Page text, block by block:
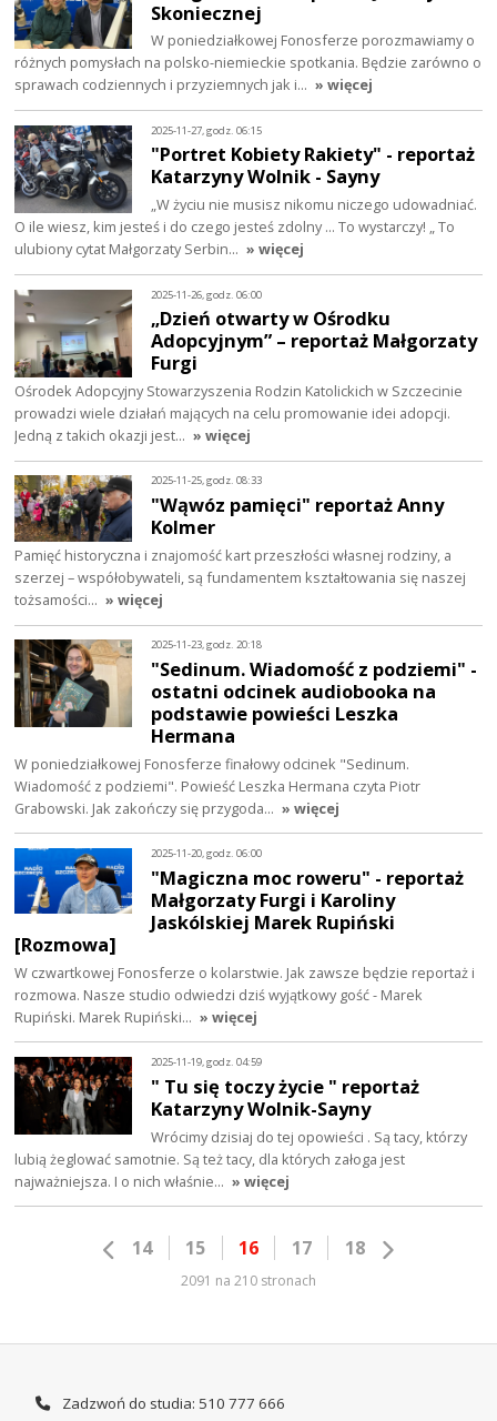
Skoniecznej
W poniedziałkowej Fonosferze porozmawiamy o
różnych pomysłach na polsko-niemieckie spotkania. Będzie zarówno o
sprawach codziennych i przyziemnych jak i… » więcej
2025-11-27, godz. 06:15
"Portret Kobiety Rakiety" - reportaż
Katarzyny Wolnik - Sayny
„W życiu nie musisz nikomu niczego udowadniać.
O ile wiesz, kim jesteś i do czego jesteś zdolny ... To wystarczy! „ To
ulubiony cytat Małgorzaty Serbin… » więcej
2025-11-26, godz. 06:00
„Dzień otwarty w Ośrodku
Adopcyjnym” – reportaż Małgorzaty
Furgi
Ośrodek Adopcyjny Stowarzyszenia Rodzin Katolickich w Szczecinie
prowadzi wiele działań mających na celu promowanie idei adopcji.
Jedną z takich okazji jest… » więcej
2025-11-25, godz. 08:33
"Wąwóz pamięci" reportaż Anny
Kolmer
Pamięć historyczna i znajomość kart przeszłości własnej rodziny, a
szerzej – współobywateli, są fundamentem kształtowania się naszej
tożsamości… » więcej
2025-11-23, godz. 20:18
"Sedinum. Wiadomość z podziemi" -
ostatni odcinek audiobooka na
podstawie powieści Leszka
Hermana
W poniedziałkowej Fonosferze finałowy odcinek "Sedinum.
Wiadomość z podziemi". Powieść Leszka Hermana czyta Piotr
Grabowski. Jak zakończy się przygoda… » więcej
2025-11-20, godz. 06:00
"Magiczna moc roweru" - reportaż
Małgorzaty Furgi i Karoliny
Jaskólskiej Marek Rupiński
[Rozmowa]
W czwartkowej Fonosferze o kolarstwie. Jak zawsze będzie reportaż i
rozmowa. Nasze studio odwiedzi dziś wyjątkowy gość - Marek
Rupiński. Marek Rupiński… » więcej
2025-11-19, godz. 04:59
" Tu się toczy życie " reportaż
Katarzyny Wolnik-Sayny
Wrócimy dzisiaj do tej opowieści . Są tacy, którzy
lubią żeglować samotnie. Są też tacy, dla których załoga jest
najważniejsza. I o nich właśnie… » więcej
14 15 16 17 18
2091 na 210 stronach
Zadzwoń do studia: 510 777 666